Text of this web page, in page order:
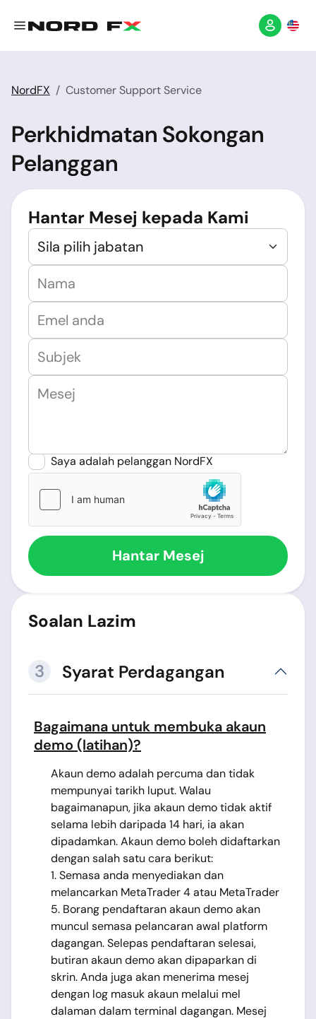
NordFX Customer Support Service
Perkhidmatan Sokongan
Pelanggan
Hantar Mesej kepada Kami
Saya adalah pelanggan NordFX
Soalan Lazim
3 Syarat Perdagangan
Bagaimana untuk membuka akaun
demo (latihan)?
Akaun demo adalah percuma dan tidak
mempunyai tarikh luput. Walau
bagaimanapun, jika akaun demo tidak aktif
selama lebih daripada 14 hari, ia akan
dipadamkan. Akaun demo boleh didaftarkan
dengan salah satu cara berikut:
1. Semasa anda menyediakan dan
melancarkan MetaTrader 4 atau MetaTrader
5. Borang pendaftaran akaun demo akan
muncul semasa pelancaran awal platform
dagangan. Selepas pendaftaran selesai,
butiran akaun demo akan dipaparkan di
skrin. Anda juga akan menerima mesej
dengan log masuk akaun melalui mel
dalaman dalam terminal dagangan. Mesej